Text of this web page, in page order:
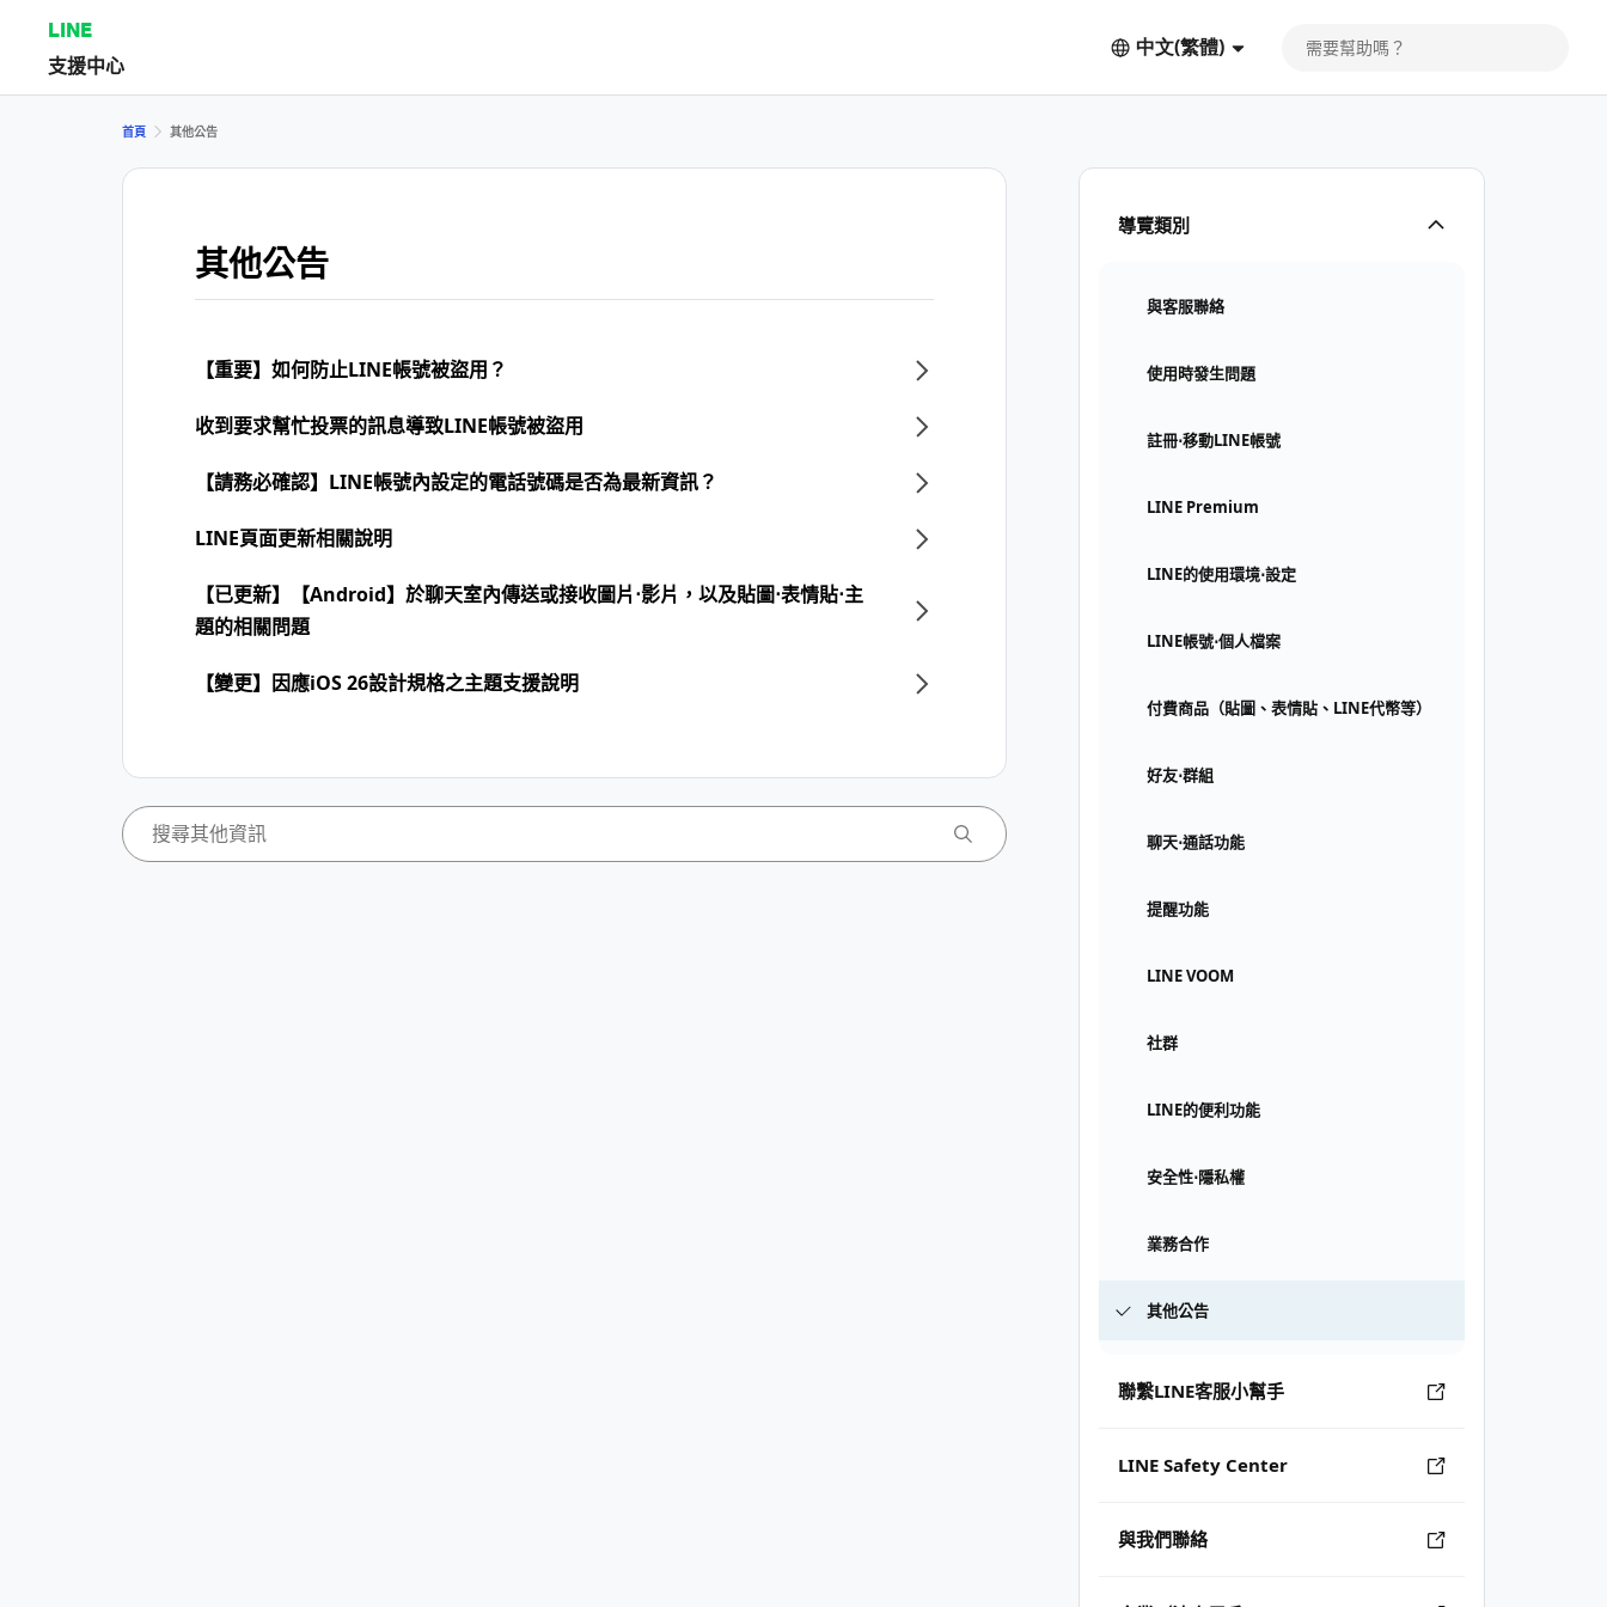
LINE
支援中心
中文(繁體)
導覽類別
與客服聯絡
使用時發生問題
註冊⋅移動LINE帳號
LINE Premium
LINE的使用環境⋅設定
LINE帳號⋅個人檔案
付費商品（貼圖、表情貼、LINE代幣等）
好友⋅群組
聊天⋅通話功能
提醒功能
LINE VOOM
社群
LINE的便利功能
安全性⋅隱私權
業務合作
其他公告
聯繫LINE客服小幫手
LINE Safety Center
與我們聯絡
首頁 其他公告
其他公告
【重要】如何防止LINE帳號被盜用？
收到要求幫忙投票的訊息導致LINE帳號被盜用
【請務必確認】LINE帳號內設定的電話號碼是否為最新資訊？
LINE頁面更新相關說明
【已更新】【Android】於聊天室內傳送或接收圖片⋅影片，以及貼圖⋅表情貼⋅主
題的相關問題
【變更】因應iOS 26設計規格之主題支援說明